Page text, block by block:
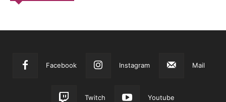
Facebook Instagram Mail
Twitch Youtube